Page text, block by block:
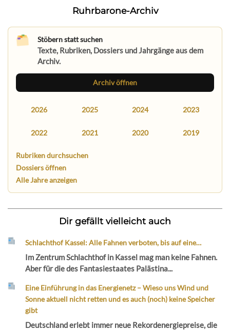
Ruhrbarone-Archiv
Stöbern statt suchen
Texte, Rubriken, Dossiers und Jahrgänge aus dem
Archiv.
Archiv öffnen
2026 2025 2024 2023
2022 2021 2020 2019
Rubriken durchsuchen
Dossiers öffnen
Alle Jahre anzeigen
Dir gefällt vielleicht auch
Schlachthof Kassel: Alle Fahnen verboten, bis auf eine…
Im Zentrum Schlachthof in Kassel mag man keine Fahnen.
Aber für die des Fantasiestaates Palästina...
Eine Einführung in das Energienetz – Wieso uns Wind und
Sonne aktuell nicht retten und es auch (noch) keine Speicher
gibt
Deutschland erlebt immer neue Rekordenergiepreise, die